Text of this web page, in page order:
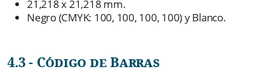
21,218 x 21,218 mm.
Negro (CMYK: 100, 100, 100, 100) y Blanco.
4.3 - Código de Barras